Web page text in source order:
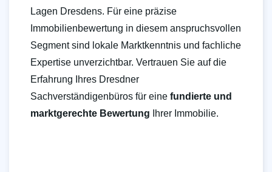
Lagen Dresdens. Für eine präzise
Immobilienbewertung in diesem anspruchsvollen
Segment sind lokale Marktkenntnis und fachliche
Expertise unverzichtbar. Vertrauen Sie auf die
Erfahrung Ihres Dresdner
Sachverständigenbüros für eine fundierte und
marktgerechte Bewertung Ihrer Immobilie.